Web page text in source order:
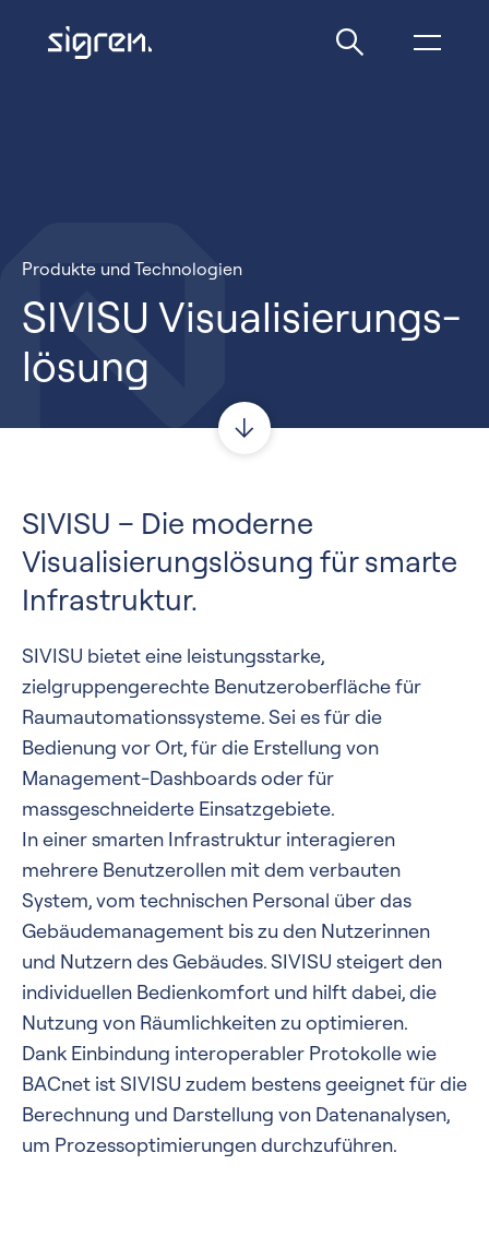
Produkte und Technologien
SIVISU Visualisierungs­
lösung
SIVISU – Die moderne
Visualisierungslösung für smarte
Infrastruktur.
SIVISU bietet eine leistungsstarke,
zielgruppengerechte Benutzeroberfläche für
Raumautomationssysteme. Sei es für die
Bedienung vor Ort, für die Erstellung von
Management-Dashboards oder für
massgeschneiderte Einsatzgebiete.
In einer smarten Infrastruktur interagieren
mehrere Benutzerollen mit dem verbauten
System, vom technischen Personal über das
Gebäudemanagement bis zu den Nutzerinnen
und Nutzern des Gebäudes. SIVISU steigert den
individuellen Bedienkomfort und hilft dabei, die
Nutzung von Räumlichkeiten zu optimieren.
Dank Einbindung interoperabler Protokolle wie
BACnet ist SIVISU zudem bestens geeignet für die
Berechnung und Darstellung von Datenanalysen,
um Prozessoptimierungen durchzuführen.